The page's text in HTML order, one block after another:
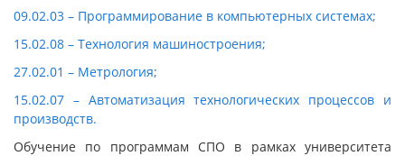
09.02.03 – Программирование в компьютерных системах;
15.02.08 – Технология машиностроения;
27.02.01 – Метрология;
15.02.07 – Автоматизация технологических процессов и
производств.
Обучение по программам СПО в рамках университета